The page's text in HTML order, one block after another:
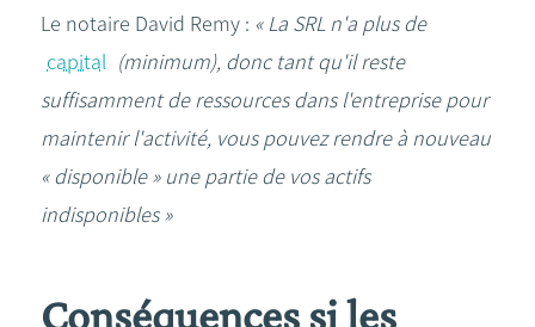
Le notaire David Remy : « La SRL n'a plus de
capital (minimum), donc tant qu'il reste
suffisamment de ressources dans l'entreprise pour
maintenir l'activité, vous pouvez rendre à nouveau
« disponible » une partie de vos actifs
indisponibles »
Conséquences si les